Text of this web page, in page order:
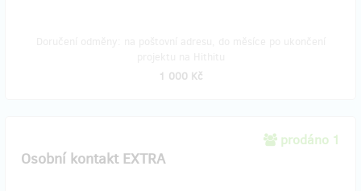
1 000 Kč
prodáno 1
Osobní kontakt EXTRA